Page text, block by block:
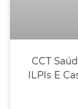
CCT
ILPIs E